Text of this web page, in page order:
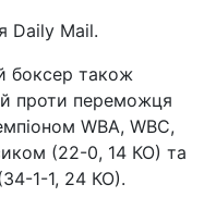
Daily Mail.
боксер також
проти переможця
WBA, WBC,
(22-0, 14 КО) та
1-1, 24 КО).